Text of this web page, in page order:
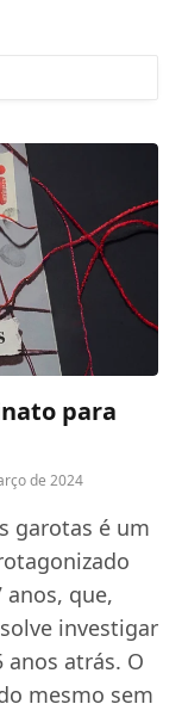
para
de 2024
garotas é um
anos, que,
investigar
anos atrás. O
mesmo sem